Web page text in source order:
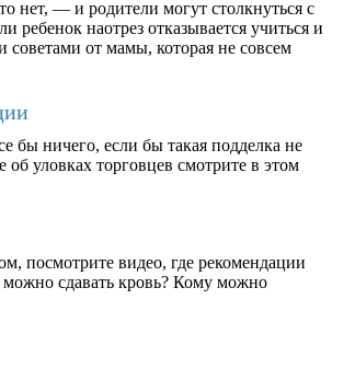
нет, — и родители могут столкнуться с
ребенок наотрез отказывается учиться и
советами от мамы, которая не совсем
бы ничего, если бы такая подделка не
уловках торговцев смотрите в этом
посмотрите видео, где рекомендации
можно сдавать кровь? Кому можно